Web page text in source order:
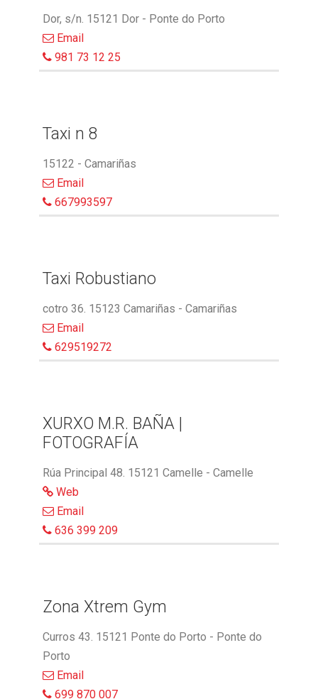
Dor, s/n. 15121 Dor - Ponte do Porto
Email
981 73 12 25
Taxi n 8
15122 - Camariñas
Email
667993597
Taxi Robustiano
cotro 36. 15123 Camariñas - Camariñas
Email
629519272
XURXO M.R. BAÑA |
FOTOGRAFÍA
Rúa Principal 48. 15121 Camelle - Camelle
Web
Email
636 399 209
Zona Xtrem Gym
Curros 43. 15121 Ponte do Porto - Ponte do
Porto
Email
699 870 007